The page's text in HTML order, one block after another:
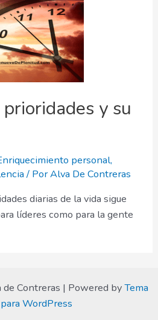
y su
personal,
/ PorAlva De Contreras
diarias de la vida sigue
líderes como para la gente
Contreras | Powered byTema
WordPress